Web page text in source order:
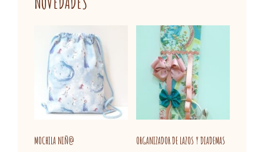
MOCHILA NIÑ@ ORGANIZADOR DE LAZOS Y DIADEMAS